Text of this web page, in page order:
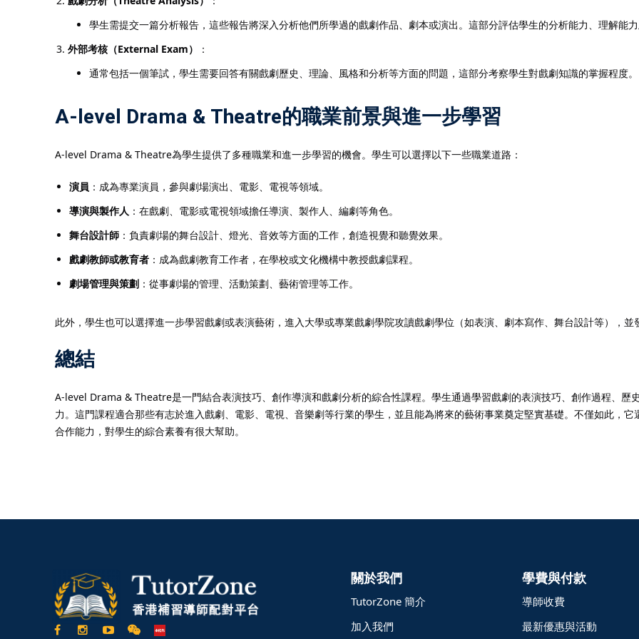
學生需提交一篇分析報告，這些報告將深入分析他們所學過的戲劇作品、劇本或演出。這部分評估學生的分析能力、理解能力
外部考核（External Exam）
：
通常包括一個筆試，學生需要回答有關戲劇歷史、理論、風格和分析等方面的問題，這部分考察學生對戲劇知識的掌握程度。
A-level Drama & Theatre的職業前景與進一步學習
A-level Drama & Theatre為學生提供了多種職業和進一步學習的機會。學生可以選擇以下一些職業道路：
演員 ：成為專業演員，參與劇場演出、電影、電視等領域。
導演與製作人 ：在戲劇、電影或電視領域擔任導演、製作人、編劇等角色。
舞台設計師 ：負責劇場的舞台設計、燈光、音效等方面的工作，創造視覺和聽覺效果。
戲劇教師或教育者 ：成為戲劇教育工作者，在學校或文化機構中教授戲劇課程。
劇場管理與策劃 ：從事劇場的管理、活動策劃、藝術管理等工作。
此外，學生也可以選擇進一步學習戲劇或表演藝術，進入大學或專業戲劇學院攻讀戲劇學位（如表演、劇本寫作、舞台設計等），並
總結
A-level Drama & Theatre是一門結合表演技巧、創作導演和戲劇分析的綜合性課程。學生通過學習戲劇的表演技巧、創作過程、歷
力。這門課程適合那些有志於進入戲劇、電影、電視、音樂劇等行業的學生，並且能為將來的藝術事業奠定堅實基礎。不僅如此，
合作能力，對學生的綜合素養有很大幫助。
關於我們
TutorZone 簡介
加入我們
學費與付款
導師收費
最新優惠與活動